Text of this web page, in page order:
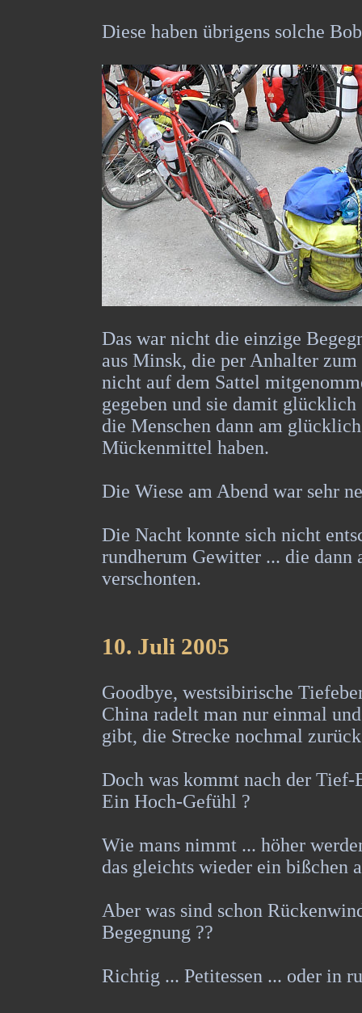
Diese haben übrigens solche
Das war nicht die einzige
aus Minsk, die per Anhalter
nicht auf dem Sattel
gegeben und sie damit
die Menschen dann am
Mückenmittel haben.
Die Wiese am Abend war sehr
Die Nacht konnte sich nicht
rundherum Gewitter ... die dann
verschonten.
10. Juli 2005
Goodbye, westsibirische
China radelt man nur einmal
gibt, die Strecke nochmal
Doch was kommt nach der Tief-
Ein Hoch-Gefühl ?
Wie mans nimmt ... höher
das gleichts wieder ein bißchen
Aber was sind schon
Begegnung ??
Richtig ... Petitessen ... oder in